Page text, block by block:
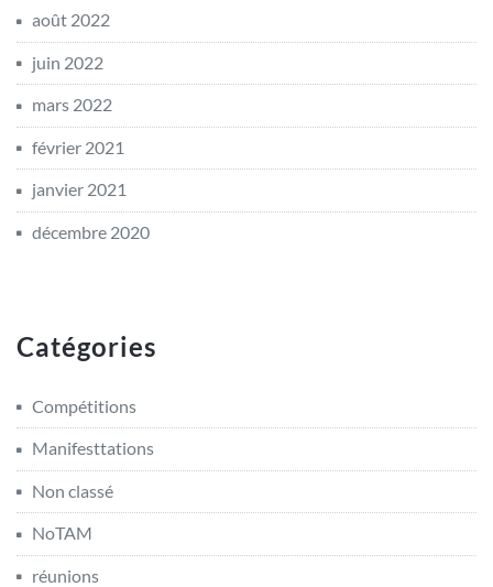
août 2022
juin 2022
mars 2022
février 2021
janvier 2021
décembre 2020
Catégories
Compétitions
Manifesttations
Non classé
NoTAM
réunions